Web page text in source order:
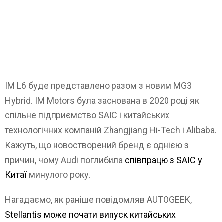
IM L6 буде представлено разом з новим MG3
Hybrid. IM Motors була заснована в 2020 році як
спільне підприємство SAIC і китайських
технологічних компаній Zhangjiang Hi-Tech і Alibaba.
Кажуть, що новостворений бренд є однією з
причин, чому Audi поглибила співпрацю з SAIC у
Китаїминулого року.
Нагадаємо, як раніше повідомляв AUTOGEEK,
Stellantis може почати випуск китайських